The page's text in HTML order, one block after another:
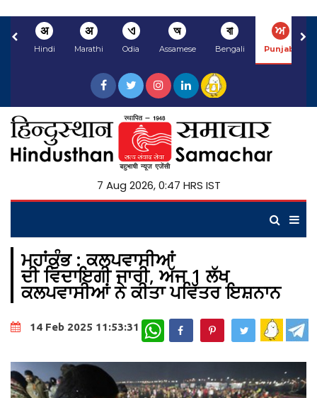
अ
Hindi
अ
Marathi
ଏ
Odia
অ
Assamese
বা
Bengali
ਅ
Punjabi
7 Aug 2026, 0:47 HRS IST
ਮਹਾਂਕੁੰਭ : ਕਲਪਵਾਸੀਆਂ
ਦੀ ਵਿਦਾਇਗੀ ਜਾਰੀ, ਅੱਜ 1 ਲੱਖ
ਕਲਪਵਾਸੀਆਂ ਨੇ ਕੀਤਾ ਪਵਿੱਤਰ ਇਸ਼ਨਾਨ
14 Feb 2025 11:53:31 WhatsApp